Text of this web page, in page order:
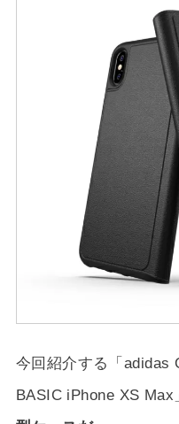
今回紹介する「adidas
BASIC iPhone XS Max